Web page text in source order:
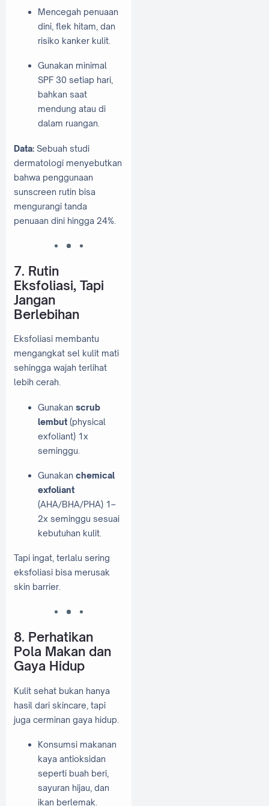
Mencegah penuaan
dini, flek hitam, dan
risiko kanker kulit.
Gunakan minimal
SPF 30 setiap hari,
bahkan saat
mendung atau di
dalam ruangan.
Data: Sebuah studi
dermatologi menyebutkan
bahwa penggunaan
sunscreen rutin bisa
mengurangi tanda
penuaan dini hingga 24%.
7. Rutin
Eksfoliasi, Tapi
Jangan
Berlebihan
Eksfoliasi membantu
mengangkat sel kulit mati
sehingga wajah terlihat
lebih cerah.
Gunakan scrub
lembut (physical
exfoliant) 1x
seminggu.
Gunakan chemical
exfoliant
(AHA/BHA/PHA) 1–
2x seminggu sesuai
kebutuhan kulit.
Tapi ingat, terlalu sering
eksfoliasi bisa merusak
skin barrier.
8. Perhatikan
Pola Makan dan
Gaya Hidup
Kulit sehat bukan hanya
hasil dari skincare, tapi
juga cerminan gaya hidup.
Konsumsi makanan
kaya antioksidan
seperti buah beri,
sayuran hijau, dan
ikan berlemak.